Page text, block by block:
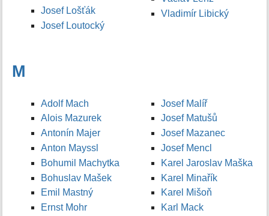
Josef Lošťák
Josef Loutocký
Vladimír Libický
M
Adolf Mach
Alois Mazurek
Antonín Majer
Anton Mayssl
Bohumil Machytka
Bohuslav Mašek
Emil Mastný
Ernst Mohr
Josef Malíř
Josef Matušů
Josef Mazanec
Josef Mencl
Karel Jaroslav Maška
Karel Minařík
Karel Mišoň
Karl Mack